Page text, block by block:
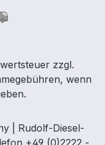
zzgl.
wenn
| Rudolf-Diesel-